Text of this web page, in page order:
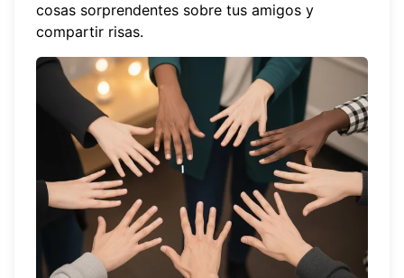
cosas sorprendentes sobre tus amigos y
compartir risas.